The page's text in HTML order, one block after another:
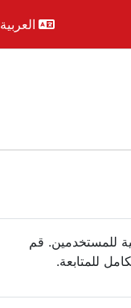
العربية ‎(ar)‎
للمستخدمين. قم
للمتابعة.